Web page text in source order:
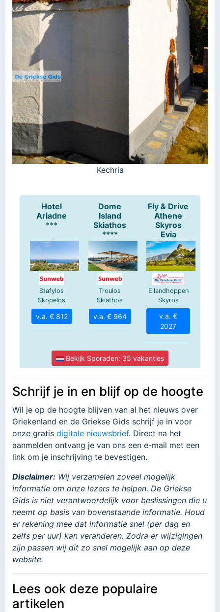
Kechria
Schrijf je in en blijf op de hoogte
Wil je op de hoogte blijven van al het nieuws over
Griekenland en de Griekse Gids schrijf je in voor
onze gratis digitale nieuwsbrief. Direct na het
aanmelden ontvang je van ons een e-mail met een
link om je inschrijving te bevestigen.
Disclaimer: Wij verzamelen zoveel mogelijk
informatie om onze lezers te helpen. De Griekse
Gids is niet verantwoordelijk voor beslissingen die u
neemt op basis van bovenstaande informatie. Houd
er rekening mee dat informatie snel (per dag en
zelfs per uur) kan veranderen. Zodra er wijzigingen
zijn passen wij dit zo snel mogelijk aan op deze
website.
Lees ook deze populaire
artikelen